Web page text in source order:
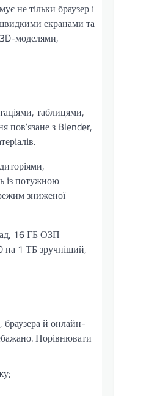
не тільки браузер і
екранами та
моделями,
таблицями,
пов’язане з Blender,
із потужною
зниженої
16 ГБ ОЗП
на 1 ТБ зручніший,
браузера й онлайн-
Порівнювати